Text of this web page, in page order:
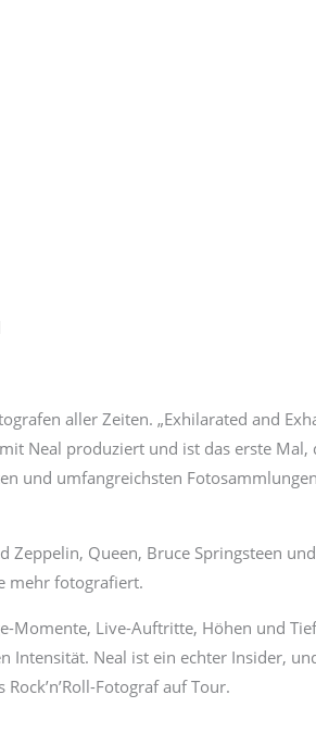
aller Zeiten. „Exhilarated and
Neal produziert und ist das erste
und umfangreichsten
Queen, Bruce Springsteen
mehr fotografiert.
Momente, Live-Auftritte, Höhen und
Intensität. Neal ist ein echter Insider,
Fotograf auf Tour.